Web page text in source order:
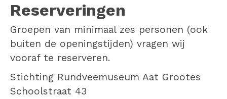
Reserveringen
Groepen van minimaal zes personen (ook
buiten de openingstijden) vragen wij
vooraf te reserveren.
Stichting Rundveemuseum Aat Grootes
Schoolstraat 43